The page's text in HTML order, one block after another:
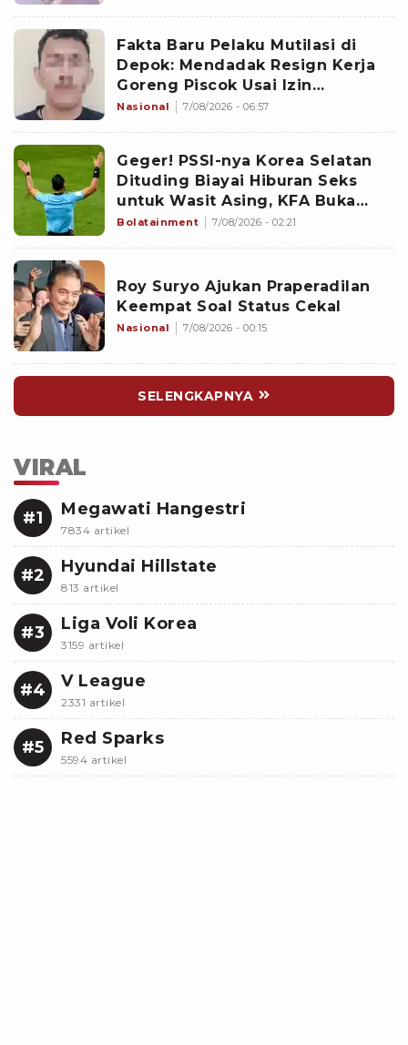
Fakta Baru Pelaku Mutilasi di
Depok: Mendadak Resign Kerja
Goreng Piscok Usai Izin
Interview di Mal
Nasional 7/08/2026 - 06:57
Geger! PSSI-nya Korea Selatan
Dituding Biayai Hiburan Seks
untuk Wasit Asing, KFA Buka
Suara
Bolatainment 7/08/2026 - 02:21
Roy Suryo Ajukan Praperadilan
Keempat Soal Status Cekal
Nasional 7/08/2026 - 00:15
SELENGKAPNYA
VIRAL
#1 Megawati Hangestri
7834 artikel
#2 Hyundai Hillstate
813 artikel
#3 Liga Voli Korea
3159 artikel
#4 V League
2331 artikel
#5 Red Sparks
5594 artikel